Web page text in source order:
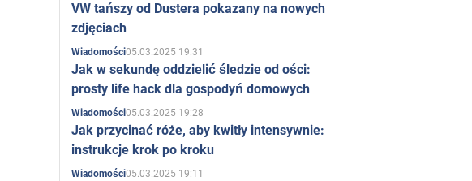
VW tańszy od Dustera pokazany na nowych
zdjęciach
Wiadomości05.03.2025 19:31
Jak w sekundę oddzielić śledzie od ości:
prosty life hack dla gospodyń domowych
Wiadomości05.03.2025 19:28
Jak przycinać róże, aby kwitły intensywnie:
instrukcje krok po kroku
Wiadomości05.03.2025 19:11